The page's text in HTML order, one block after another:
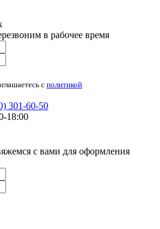
в рабочее время
с политикой
301-60-50
18:00
с вами для оформления